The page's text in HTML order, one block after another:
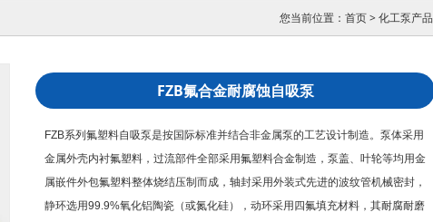
您当前位置： 首页>化工泵产品
FZB氟合金耐腐蚀自吸泵
FZB系列 氟塑料自吸泵是按国际标准并结合非金属泵的工艺设计制造。泵体采用
金属外壳内衬氟塑料，过流部件全部采用氟塑料合金制造，泵盖、叶轮等均用金
属嵌件外包氟塑料整体烧结压制而成，轴封采用外装式先进的波纹管机械密封，
静环选用99.9%氧化铝陶瓷（或氮化硅），动环采用四氟填充材料，其耐腐耐磨